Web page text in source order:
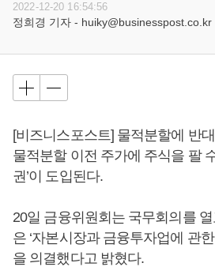
2022-12-20 16:54:56
정희경 기자 - huiky@businesspost.co.kr
[비즈니스포스트] 물적분할에 반
물적분할 이전 주가에 주식을 팔
권’이 도입된다.
20일 금융위원회는 국무회의를
은 ‘자본시장과 금융투자업에 관
을 의결했다고 밝혔다.